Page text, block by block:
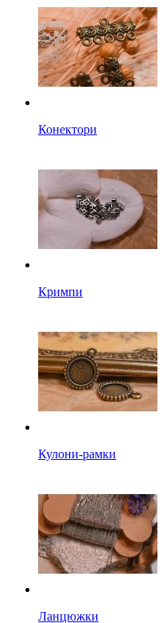
Конектори
Кримпи
Кулони-рамки
Ланцюжки